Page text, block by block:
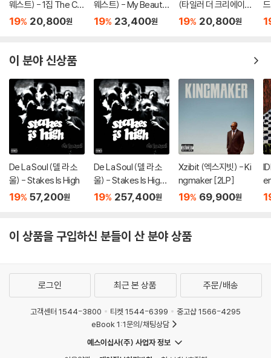
웨스트) - 1집 The Col
lege Dropout
19% 20,800원
웨스트) - My Beautif
ul Dark Twisted Fant
19% 23,400원
(타일러 더 크리에이
터) - 5집 Igor
19% 20,800원
이 분야 신상품
De La Soul (델 라 소
울) - Stakes Is High
19% 57,200원
De La Soul (델 라 소
울) - Stakes Is High
[컬러 4LP]
19% 257,400원
Xzibit (엑스지빗) - Ki
ngmaker [2LP]
19% 69,900원
이 상품을 구입하신 분들이 산 분야 상품
로그인 최근 본 상품 주문/배송
고객센터 1544-3800 티켓 1544-6399
중고샵 1566-4295
eBook 1:1문의/채팅상담
예스이십사(주) 사업자 정보